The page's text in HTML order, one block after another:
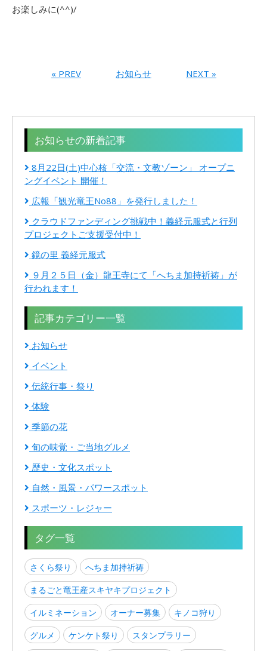
お楽しみに(^^)/
« PREV お知らせ NEXT »
お知らせの新着記事
8月22日(土)中心核「交流・文教ゾーン」 オープニ
ングイベント 開催！
広報「観光竜王No88」を発行しました！
クラウドファンディング挑戦中！義経元服式と行列
プロジェクトご支援受付中！
鏡の里 義経元服式
９月２５日（金）龍王寺にて「へちま加持祈祷」が
行われます！
記事カテゴリー一覧
お知らせ
イベント
伝統行事・祭り
体験
季節の花
旬の味覚・ご当地グルメ
歴史・文化スポット
自然・風景・パワースポット
スポーツ・レジャー
タグ一覧
さくら祭り
へちま加持祈祷
まるごと竜王産スキヤキプロジェクト
イルミネーション
オーナー募集
キノコ狩り
グルメ
ケンケト祭り
スタンプラリー